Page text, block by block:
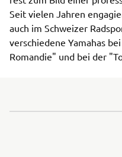
Seit vielen Jahren
auch im Schweizer
verschiedene Yamahas
Romandie" und bei der